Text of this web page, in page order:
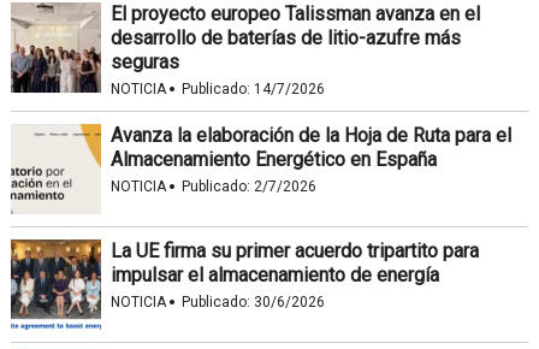
El proyecto europeo Talissman avanza en el
desarrollo de baterías de litio-azufre más
seguras
NOTICIA· Publicado: 14/7/2026
Avanza la elaboración de la Hoja de Ruta para el
Almacenamiento Energético en España
NOTICIA· Publicado: 2/7/2026
La UE firma su primer acuerdo tripartito para
impulsar el almacenamiento de energía
NOTICIA· Publicado: 30/6/2026